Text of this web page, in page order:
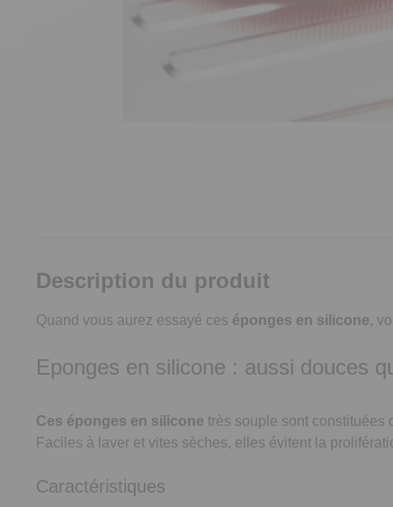
Description du produit
Quand vous aurez essayé ces éponges en silicone,
Eponges en silicone : aussi douces
Ces éponges en silicone très souple sont constituées
Faciles à laver et vites sèches, elles évitent la
Caractéristiques